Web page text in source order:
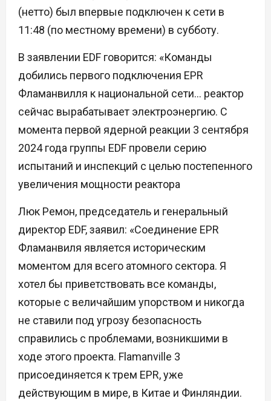
(нетто) был впервые подключен к сети в
11:48 (по местному времени) в субботу.
В заявлении EDF говорится: «Команды
добились первого подключения EPR
Фламанвилля к национальной сети… реактор
сейчас вырабатывает электроэнергию. С
момента первой ядерной реакции 3 сентября
2024 года группы EDF провели серию
испытаний и инспекций с целью постепенного
увеличения мощности реактора
Люк Ремон, председатель и генеральный
директор EDF, заявил: «Соединение EPR
Фламанвиля является историческим
моментом для всего атомного сектора. Я
хотел бы приветствовать все команды,
которые с величайшим упорством и никогда
не ставили под угрозу безопасность
справились с проблемами, возникшими в
ходе этого проекта. Flamanville 3
присоединяется к трем EPR, уже
действующим в мире, в Китае и Финляндии.